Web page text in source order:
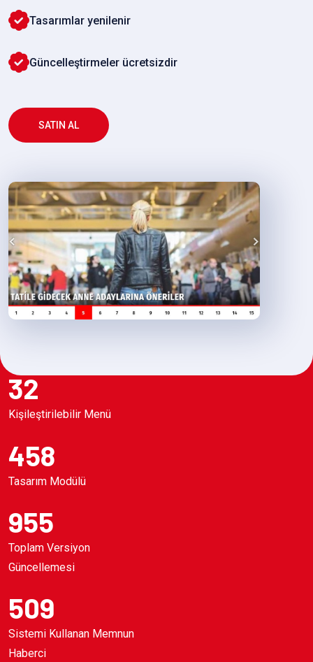
Tasarımlar yenilenir
Güncelleştirmeler ücretsizdir
SATIN AL
32
Kişileştirilebilir Menü
458
Tasarım Modülü
955
Toplam Versiyon
Güncellemesi
509
Sistemi Kullanan Memnun
Haberci